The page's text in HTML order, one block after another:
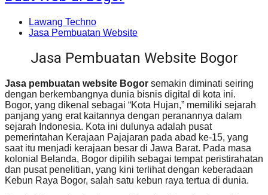
Lawang Techno
Jasa Pembuatan Website
Jasa Pembuatan Website Bogor
Jasa pembuatan website Bogor semakin diminati seiring
dengan berkembangnya dunia bisnis digital di kota ini.
Bogor, yang dikenal sebagai “Kota Hujan,” memiliki sejarah
panjang yang erat kaitannya dengan peranannya dalam
sejarah Indonesia. Kota ini dulunya adalah pusat
pemerintahan Kerajaan Pajajaran pada abad ke-15, yang
saat itu menjadi kerajaan besar di Jawa Barat. Pada masa
kolonial Belanda, Bogor dipilih sebagai tempat peristirahatan
dan pusat penelitian, yang kini terlihat dengan keberadaan
Kebun Raya Bogor, salah satu kebun raya tertua di dunia.